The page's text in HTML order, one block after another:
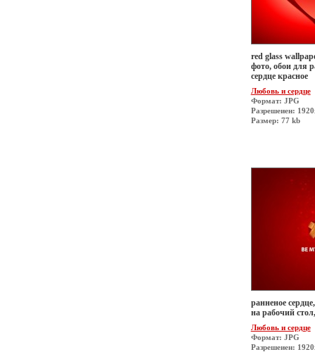
red glass
фото, обои для
сердце красное
Любовь и сердце
Формат: JPG
Разрешеиен:
Размер: 77 kb
ранненое
на рабочий
Любовь и сердце
Формат: JPG
Разрешеиен: